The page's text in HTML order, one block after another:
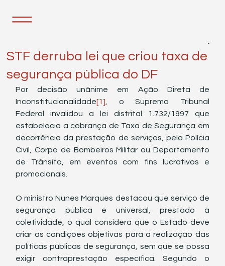
STF derruba lei que criou taxa de
segurança pública do DF
Por decisão unânime em Ação Direta de
Inconstitucionalidade[1] , o Supremo Tribunal
Federal invalidou a lei distrital 1.732/1997 que
estabelecia a cobrança de Taxa de Segurança em
decorrência da prestação de serviços, pela Polícia
Civil, Corpo de Bombeiros Militar ou Departamento
de Trânsito, em eventos com fins lucrativos e
promocionais.
O ministro Nunes Marques destacou que serviço de
segurança pública é universal, prestado à
coletividade, o qual considera que o Estado deve
criar as condições objetivas para a realização das
políticas públicas de segurança, sem que se possa
exigir contraprestação específica. Segundo o